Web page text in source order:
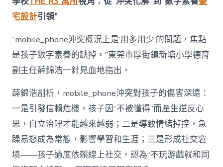
宅設計引領”
“mobile_phone沖突概況上是‘用多用少’的問題，焦點
是孩子數字素養的缺掉。”東莞市厚街鎮新塘小學德育
副主任薛錦浩一針見血地指出。
薛錦浩剖析，mobile_phone沖突對孩子的傷害深遠：
一是引發信賴危機，孩子因“不被懂得”而產生逆反心
思，自立治理才能越來越弱；二是導致情緒掉控，急
躁易怒成為常態，影響學習和生涯；三是形成社交窘
境——孩子過度依賴線上社交，認為“不玩游戲就和同